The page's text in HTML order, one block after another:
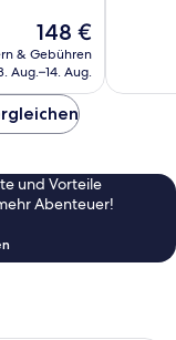
Der
Preis
beträgt
148 €
& Gebühren
Aug.–14. Aug.
und Vorteile
Abenteuer!